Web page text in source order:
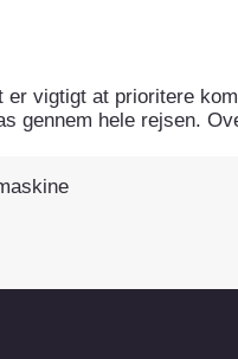
er vigtigt at prioritere
gennem hele rejsen.